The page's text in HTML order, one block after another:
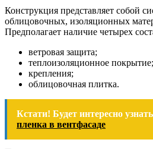
Конструкция представляет собой
облицовочных, изоляционных
Предполагает наличие четырех
ветровая защита;
теплоизоляционное покрытие;
крепления;
облицовочная плитка.
Кстати! Будет интересно
пленка в вентфасаде